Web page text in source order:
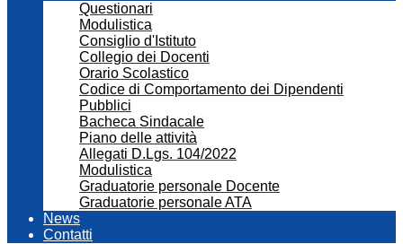
Questionari
Modulistica
Consiglio d'Istituto
Collegio dei Docenti
Orario Scolastico
Codice di Comportamento dei Dipendenti
Pubblici
Bacheca Sindacale
Piano delle attività
Allegati D.Lgs. 104/2022
Modulistica
Graduatorie personale Docente
Graduatorie personale ATA
News
Contatti